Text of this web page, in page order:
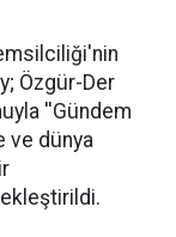
Özgür-Der
''Gündem
ve dünya